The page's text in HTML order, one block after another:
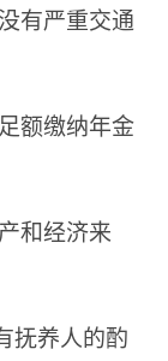
有严重交通
额缴纳年金
和经济来
抚养人的酌